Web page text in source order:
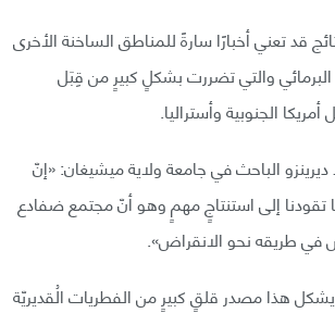
قد تعني أخبارًا سارةً للمناطق الساخنة الأخرى
البرمائي والتي تضررت بشكلٍ كبيرٍ من قِبَل
الجنوبية وأستراليا.
ديرينزو الباحث في جامعة ولاية ميشيغان: «إنّ
تقودنا إلى استنتاجٍ مهمٍ وهو أنّ مجتمع ضفادع
طريقه نحو الانقراض».
يشكل هذا مصدر قلقٍ كبيرٍ من الفطريات الُقديريّة